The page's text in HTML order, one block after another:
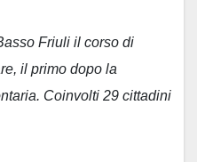
Friuli il corso di
il primo dopo la
Coinvolti 29 cittadini